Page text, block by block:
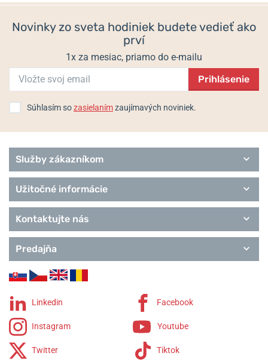
Air-Aqua-Avio- Bushmaster-Classic
Navy-
Populárne modelové rady Swiss Military
Hanowa
Air
Automatic
Flagship
Gents Collection
Lady
Nomad
Pioneer
349 € 349 €
Novinky zo sveta hodiniek budete vedieť ako
prví
1x za mesiac, priamo do e-mailu
Prihlásenie
Súhlasím sozasielanímzaujímavých noviniek.
Služby zákazníkom
Užitočné informácie
Kontaktujte nás
Predajňa
Linkedin Facebook
Instagram Youtube
Twitter Tiktok